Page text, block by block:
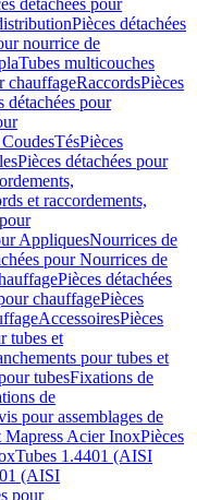
détachées pour
Pièces détachées
nourrice de
Tubes multicouches
chauffageRaccordsPièces
détachées pour
TésPièces
Pièces détachées pour
et raccordements,
AppliquesNourrices de
pour Nourrices de
Pièces détachées
chauffagePièces
AccessoiresPièces
tubes et
pour tubes et
tubesFixations de
de
pour assemblages de
Mapress Acier InoxPièces
Tubes 1.4401 (AISI
(AISI
pour